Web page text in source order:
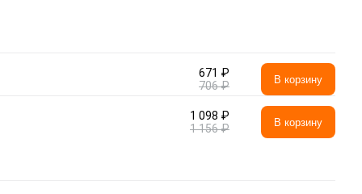
671 ₽
706 ₽
В корзину
1 098 ₽
1 156 ₽
В корзину